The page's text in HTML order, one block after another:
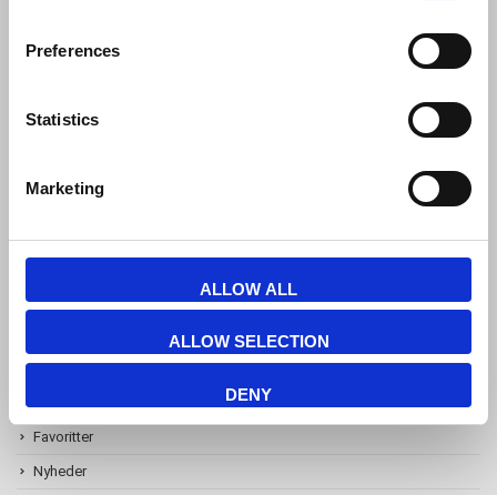
Preferences
Statistics
Marketing
ALLOW ALL
ALLOW SELECTION
DENY
Tilmeld dig vores nyhedsbrev og modtag eksklusive tilbud og nyheder i
Vi bruger MailChimp som vores markedsføringsplatform. Ved tilmelding
Favoritter
Nyheder